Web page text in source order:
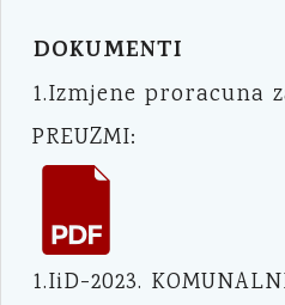
DOKUMENTI
1.Izmjene proracuna
PREUZMI:
1.IiD-2023.